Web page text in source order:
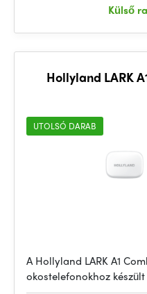
Külső
Hollyland LARK
UTOLSÓ DARAB
A Hollyland LARK A1
okostelefonokhoz